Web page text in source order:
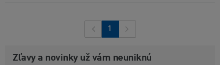
1
Zľavy a novinky už vám neuniknú